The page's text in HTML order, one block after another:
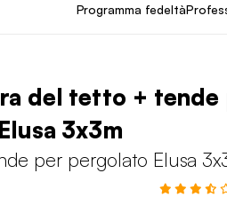
Programma fedeltà
del tetto + tende
3x3m
per pergolato Elusa